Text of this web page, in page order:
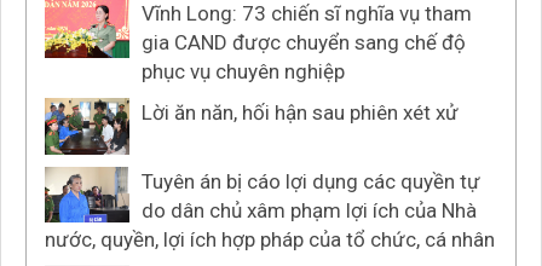
Vĩnh Long: 73 chiến sĩ nghĩa vụ tham
gia CAND được chuyển sang chế độ
phục vụ chuyên nghiệp
Lời ăn năn, hối hận sau phiên xét xử
Tuyên án bị cáo lợi dụng các quyền tự
do dân chủ xâm phạm lợi ích của Nhà
nước, quyền, lợi ích hợp pháp của tổ chức, cá nhân